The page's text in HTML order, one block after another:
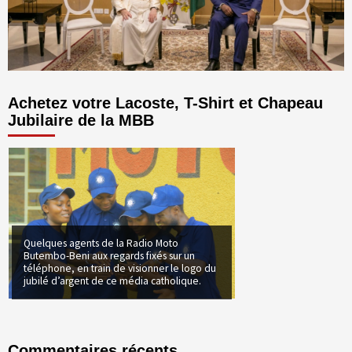
Achetez votre Lacoste, T-Shirt et Chapeau
Jubilaire de la MBB
Quelques agents de la Radio Moto
Butembo-Beni aux regards fixés sur un
téléphone, en train de visionner le logo du
jubilé d’argent de ce média catholique.